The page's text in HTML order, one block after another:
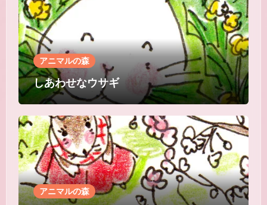
アニマルの森
しあわせなウサギ
アニマルの森